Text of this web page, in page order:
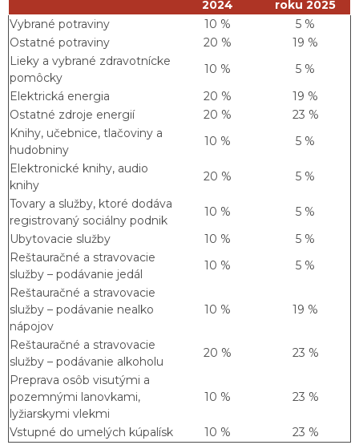
2024
roku 2025
Vybrané potraviny
10 %
5 %
Ostatné potraviny
20 %
19 %
Lieky a vybrané zdravotnícke
pomôcky
10 %
5 %
Elektrická energia
20 %
19 %
Ostatné zdroje energií
20 %
23 %
Knihy, učebnice, tlačoviny a
hudobniny
10 %
5 %
Elektronické knihy, audio
knihy
20 %
5 %
Tovary a služby, ktoré dodáva
registrovaný sociálny podnik
10 %
5 %
Ubytovacie služby
10 %
5 %
Reštauračné a stravovacie
služby – podávanie jedál
10 %
5 %
Reštauračné a stravovacie
služby – podávanie nealko
nápojov
10 % 19 %
Reštauračné a stravovacie
služby – podávanie alkoholu
20 %
23 %
Preprava osôb visutými a
pozemnými lanovkami,
lyžiarskymi vlekmi
10 % 23 %
Vstupné do umelých kúpalísk 10 % 23 %